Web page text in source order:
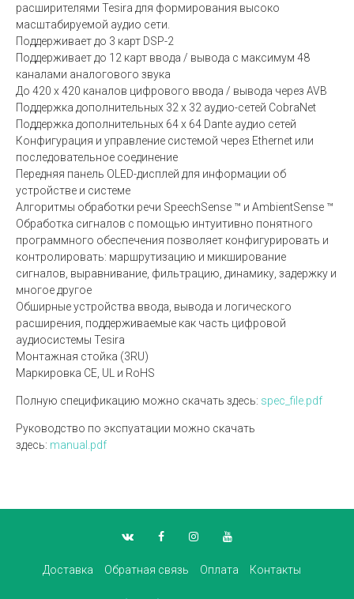
расширителями Tesira для формирования высоко
масштабируемой аудио сети.
Поддерживает до 3 карт DSP-2
Поддерживает до 12 карт ввода / вывода с максимум 48
каналами аналогового звука
До 420 x 420 каналов цифрового ввода / вывода через AVB
Поддержка дополнительных 32 x 32 аудио-сетей CobraNet
Поддержка дополнительных 64 x 64 Dante аудио сетей
Конфигурация и управление системой через Ethernet или
последовательное соединение
Передняя панель OLED-дисплей для информации об
устройстве и системе
Алгоритмы обработки речи SpeechSense ™ и AmbientSense ™
Обработка сигналов с помощью интуитивно понятного
программного обеспечения позволяет конфигурировать и
контролировать: маршрутизацию и микширование
сигналов, выравнивание, фильтрацию, динамику, задержку и
многое другое
Обширные устройства ввода, вывода и логического
расширения, поддерживаемые как часть цифровой
аудиосистемы Tesira
Монтажная стойка (3RU)
Маркировка CE, UL и RoHS
Полную спецификацию можно скачать здесь: spec_file.pdf
Руководство по экспуатации можно скачать
здесь: manual.pdf
Доставка Обратная связь Оплата Контакты